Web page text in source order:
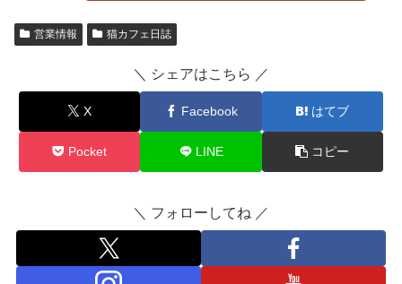
営業情報 猫カフェ日誌
＼ シェアはこちら ／
X Facebook はてブ
Pocket LINE コピー
＼ フォローしてね ／